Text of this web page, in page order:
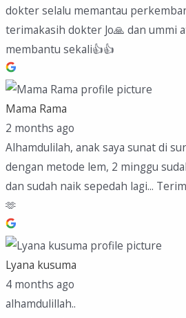
dokter selalu memantau
terimakasih dokter Jo🙏 dan ummi
membantu sekali👍👍
Mama Rama
2 months ago
Alhamdulilah, anak saya sunat di
dengan metode lem, 2 minggu
dan sudah naik sepedah lagi...
🫶
Lyana kusuma
4 months ago
alhamdulillah..